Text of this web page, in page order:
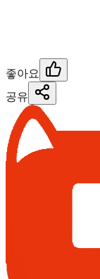
좋아요
공유